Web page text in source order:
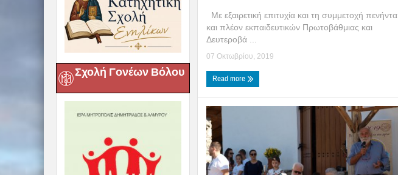
Σχολή Γονέων Βόλου
Με εξαιρετική επιτυχία και τη συμμετοχή πενήντα
και πλέον εκπαιδευτικών Πρωτοβάθμιας και
Δευτεροβά ...
07 Οκτωβρίου, 2019
Read more